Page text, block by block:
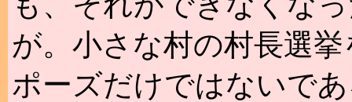
が。小さな村の村長選
ポーズだけではないで